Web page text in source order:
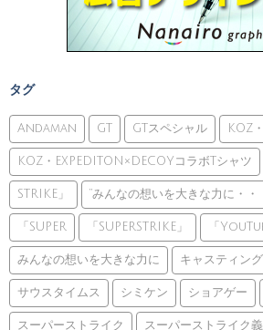
タグ
Andaman GT GTスペシャル KOZ
KOZ・EXPEDITON×DECOYコラボTシャツ
STRIKE」 ”みんなの想いを大きな力に・・
「SUPER 「SUPERSTRIKE」 「
みんなの想いを大きな力に キャスティング
サウスタイムス シミケン ショアゲー
スーパーストライク スーパーストライク